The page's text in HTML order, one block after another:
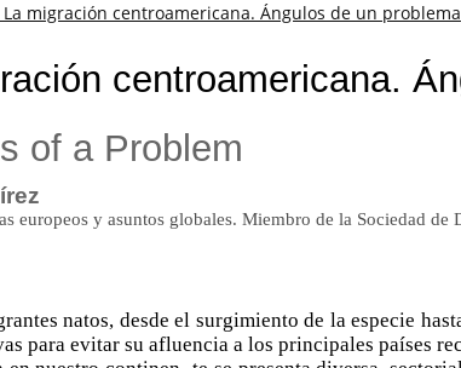
La migración centroamericana. Ángulos de un problema